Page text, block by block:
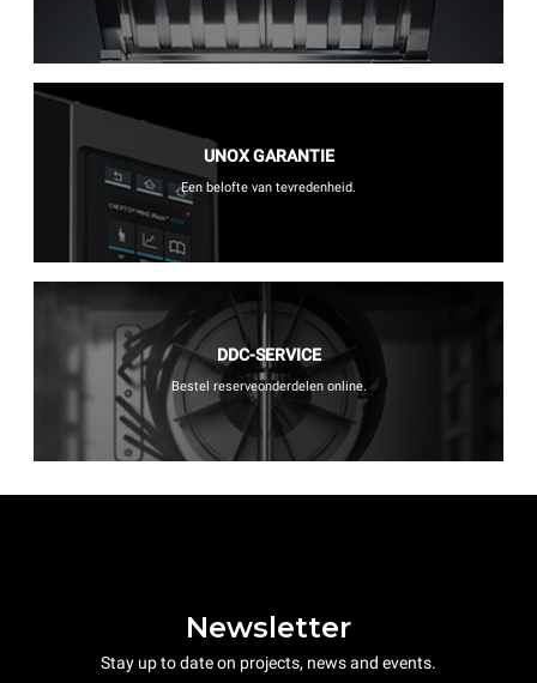
UNOX GARANTIE
Een belofte van tevredenheid.
DDC-SERVICE
Bestel reserveonderdelen online.
Newsletter
Stay up to date on projects, news and events.